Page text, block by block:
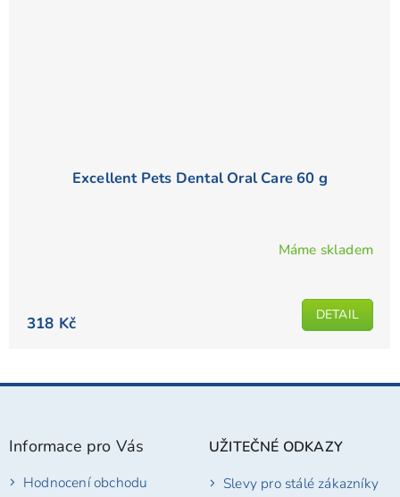
Excellent Pets Dental Oral Care 60 g
Máme skladem
318 Kč DETAIL
Z
Informace pro Vás
Hodnocení obchodu
UŽITEČNÉ ODKAZY
Slevy pro stálé zákazníky